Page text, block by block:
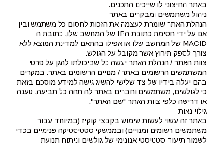
באתר החיצוני לו שייכים התכנים.
ניהול משתמשים ומבקרים באתר
הנהלת האתר שומרת לעצמה את הזכות לחסום כל משתמש ובין
אם על ידי חסימת כתובת הIP של המחשב שלו, כתובת ה
MACID של המחשב שלו או אפילו בהתאם למדינת המוצא ללא
צורך לספק תירוץ אשר מקובל על הגולש.
צוות האתר / הנהלת האתר יעשה כל שביכולתו להגן על פרטי
המשתמשים הרשומים באתר / מנויים הרשומים באתר. במקרים
בהם יעלה בידיו של צד שלישי להשיג גישה למידע מוסכם בזאת
כי לגולשים, משתמשים וחברים באתר לה תהה כל תביעה, טענה
או דרישה כלפי צוות האתר "שם האתר".
גילוי נאות
באתר זה עשוי לעשות שימוש בקבצי קוקיז (במיוחד עבור
משתמשים רשומים ומנויים) ובממשקי סטטיסטיקה פנימיים בכדי
לשמור תיעוד סטטיסטי אנונימי של גולשים וניתוח תנועת